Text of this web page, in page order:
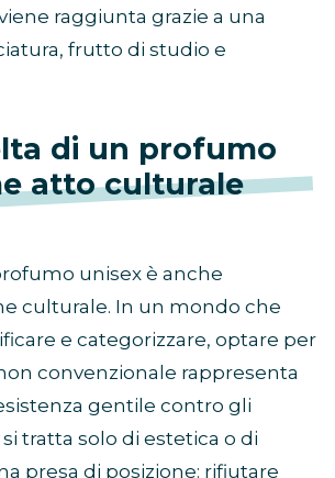
raggiunta grazie a una
frutto di studio e
di un profumo
atto culturale
unisex è anche
culturale. In un mondo che
e categorizzare, optare per
convenzionale rappresenta
gentile contro gli
tratta solo di estetica o di
presa di posizione: rifiutare